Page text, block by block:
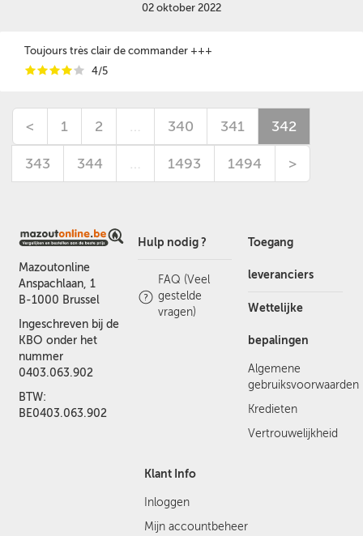
02 oktober 2022
Toujours très clair de commander +++
iiiii 4/5
< 1 2 … 340 341 342
343 344 … 1493 1494 >
Mazoutonline
Anspachlaan, 1
B-1000 Brussel
Ingeschreven bij de
KBO onder het
nummer
0403.063.902
BTW:
BE0403.063.902
Hulp nodig ?
FAQ (Veel
gestelde
vragen)
Toegang
leveranciers
Wettelijke
bepalingen
Algemene
gebruiksvoorwaarden
Kredieten
Vertrouwelijkheid
Klant Info
Inloggen
Mijn accountbeheer